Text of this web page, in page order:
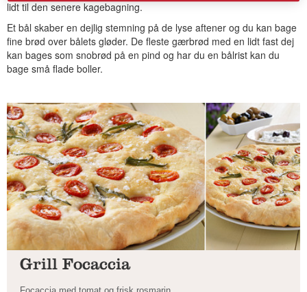
lidt til den senere kagebagning.
Et bål skaber en dejlig stemning på de lyse aftener og du kan bage
fine brød over bålets gløder. De fleste gærbrød med en lidt fast dej
kan bages som snobrød på en pind og har du en bålrist kan du
bage små flade boller.
Grill Focaccia